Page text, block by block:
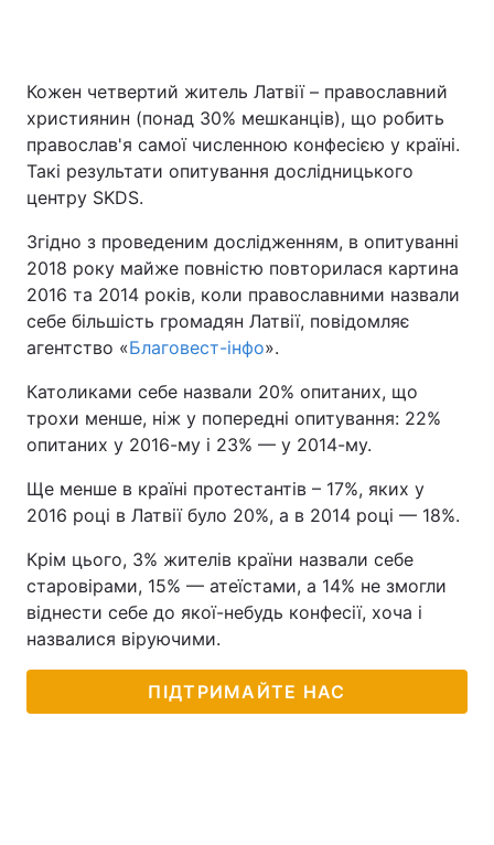
Кожен четвертий житель Латвії – православний
християнин (понад 30% мешканців), що робить
православ'я самої численною конфесією у країні.
Такі результати опитування дослідницького
центру SKDS.
Згідно з проведеним дослідженням, в опитуванні
2018 року майже повністю повторилася картина
2016 та 2014 років, коли православними назвали
себе більшість громадян Латвії, повідомляє
агентство «Благовест-інфо».
Католиками себе назвали 20% опитаних, що
трохи менше, ніж у попередні опитування: 22%
опитаних у 2016-му і 23% — у 2014-му.
Ще менше в країні протестантів – 17%, яких у
2016 році в Латвії було 20%, а в 2014 році — 18%.
Крім цього, 3% жителів країни назвали себе
старовірами, 15% — атеїстами, а 14% не змогли
віднести себе до якої-небудь конфесії, хоча і
назвалися віруючими.
ПІДТРИМАЙТЕ НАС